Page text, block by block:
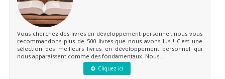
Vous cherchez des livres en développement personnel, nous vous
recommandons plus de 500 livres que nous avons lus ! C'est une
sélection des meilleurs livres en développement personnel qui
nous apparaissent comme des fondamentaux. Nous...
Cliquez ici